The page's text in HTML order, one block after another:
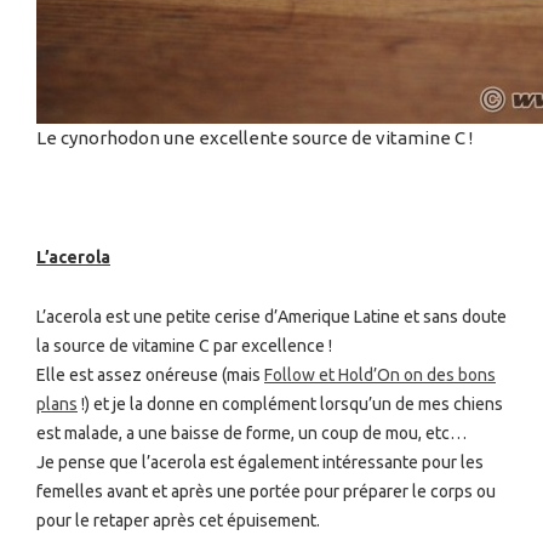
Le cynorhodon une excellente source de vitamine C !
L’acerola
L’acerola est une petite cerise d’Amerique Latine et sans doute
la source de vitamine C par excellence !
Elle est assez onéreuse (mais Follow et Hold’On on des bons
plans !) et je la donne en complément lorsqu’un de mes chiens
est malade, a une baisse de forme, un coup de mou, etc…
Je pense que l’acerola est également intéressante pour les
femelles avant et après une portée pour préparer le corps ou
pour le retaper après cet épuisement.